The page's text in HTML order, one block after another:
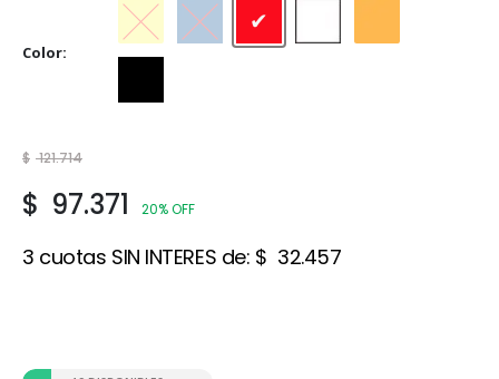
Color
Amarillo Azul Bermellón
$ 121.714
$ 97.371 20% OFF
3 cuotas SIN INTERES de: $ 32.457